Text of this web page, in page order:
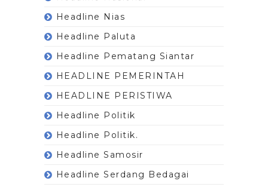
Headline Nias
Headline Paluta
Headline Pematang Siantar
HEADLINE PEMERINTAH
HEADLINE PERISTIWA
Headline Politik
Headline Politik.
Headline Samosir
Headline Serdang Bedagai